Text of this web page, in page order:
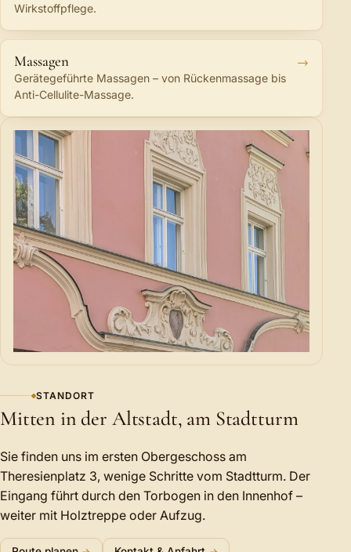
Wirkstoffpflege.
Massagen
Gerätegeführte Massagen – von Rückenmassage bis
Anti-Cellulite-Massage.
STANDORT
Mitten in der Altstadt, am Stadtturm
Sie finden uns im ersten Obergeschoss am
Theresienplatz 3, wenige Schritte vom Stadtturm. Der
Eingang führt durch den Torbogen in den Innenhof –
weiter mit Holztreppe oder Aufzug.